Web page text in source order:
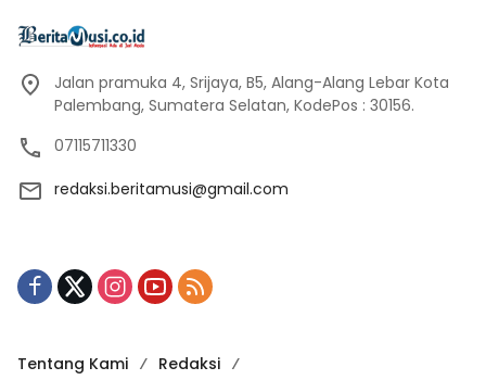
Jalan pramuka 4, Srijaya, B5, Alang-Alang Lebar Kota
Palembang, Sumatera Selatan, KodePos : 30156.
07115711330
redaksi.beritamusi@gmail.com
Tentang Kami Redaksi